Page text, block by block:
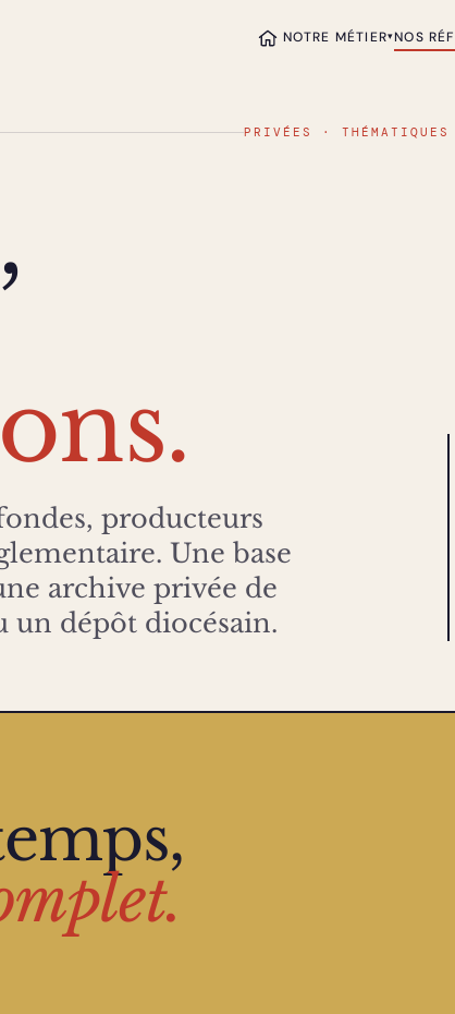
NOTRE MÉTIER▾NOS
PRIVÉES ·
producteurs
Une base
archive privée de
dépôt diocésain.